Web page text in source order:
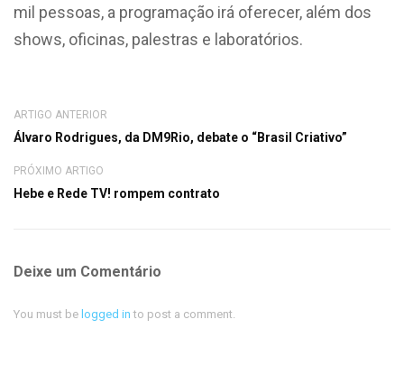
mil pessoas, a programação irá oferecer, além dos
shows, oficinas, palestras e laboratórios.
ARTIGO ANTERIOR
Álvaro Rodrigues, da DM9Rio, debate o “Brasil Criativo”
PRÓXIMO ARTIGO
Hebe e Rede TV! rompem contrato
Deixe um Comentário
You must be logged in to post a comment.